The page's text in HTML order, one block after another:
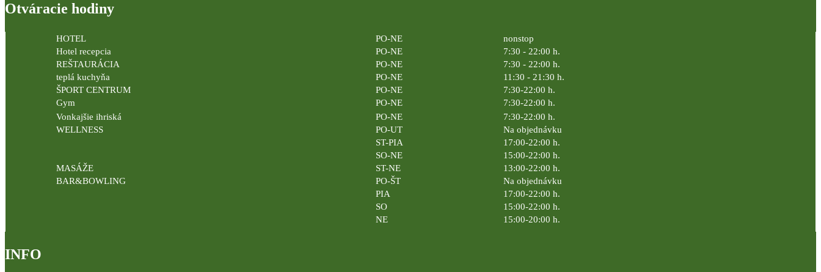
Otváracie hodiny
HOTEL PO-NE
nonstop
Hotel recepcia
PO-NE
7:30 - 22:00 h.
REŠTAURÁCIA
PO-NE
7:30 - 22:00 h.
teplá kuchyňa
PO-NE
11:30 - 21:30 h.
ŠPORT CENTRUM
PO-NE
7:30-22:00 h.
Gym
PO-NE
7:30-22:00 h.
Vonkajšie ihriská
PO-NE
7:30-22:00 h.
WELLNESS
PO-UT
Na objednávku
ST-PIA
17:00-22:00 h.
SO-NE
15:00-22:00 h.
MASÁŽE
ST-NE
13:00-22:00 h.
BAR&BOWLING
PO-ŠT
Na objednávku
PIA
17:00-22:00 h.
SO
15:00-22:00 h.
NE
15:00-20:00 h.
INFO